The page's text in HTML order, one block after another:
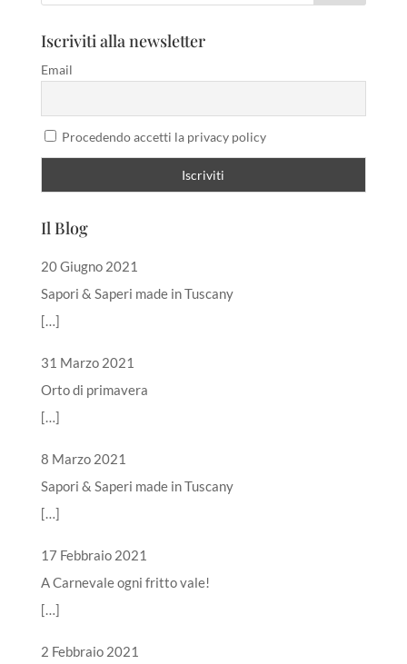
Iscriviti alla newsletter
Email
Procedendo accetti la privacy policy
Il Blog
20 Giugno 2021
Sapori & Saperi made in Tuscany
[…]
31 Marzo 2021
Orto di primavera
[…]
8 Marzo 2021
Sapori & Saperi made in Tuscany
[…]
17 Febbraio 2021
A Carnevale ogni fritto vale!
[…]
2 Febbraio 2021